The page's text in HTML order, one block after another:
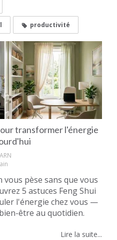
productivité
transformer l'énergie
sans que vous
5 astuces Feng Shui
l'énergie chez vous —
être au quotidien.
Lire la suite...